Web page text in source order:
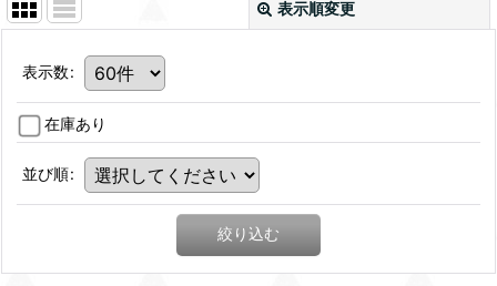
表示順変更
表示数:
在庫あり
並び順:
絞り込む